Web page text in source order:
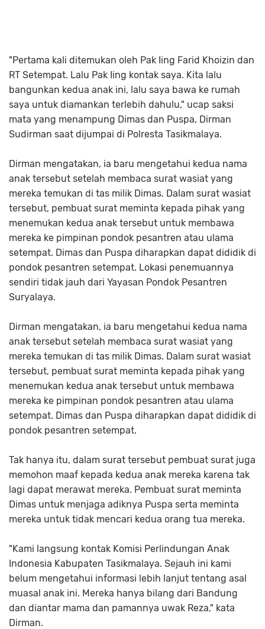
"Pertama kali ditemukan oleh Pak Iing Farid Khoizin dan
RT Setempat. Lalu Pak Iing kontak saya. Kita lalu
bangunkan kedua anak ini, lalu saya bawa ke rumah
saya untuk diamankan terlebih dahulu," ucap saksi
mata yang menampung Dimas dan Puspa, Dirman
Sudirman saat dijumpai di Polresta Tasikmalaya.
Dirman mengatakan, ia baru mengetahui kedua nama
anak tersebut setelah membaca surat wasiat yang
mereka temukan di tas milik Dimas. Dalam surat wasiat
tersebut, pembuat surat meminta kepada pihak yang
menemukan kedua anak tersebut untuk membawa
mereka ke pimpinan pondok pesantren atau ulama
setempat. Dimas dan Puspa diharapkan dapat dididik di
pondok pesantren setempat. Lokasi penemuannya
sendiri tidak jauh dari Yayasan Pondok Pesantren
Suryalaya.
Dirman mengatakan, ia baru mengetahui kedua nama
anak tersebut setelah membaca surat wasiat yang
mereka temukan di tas milik Dimas. Dalam surat wasiat
tersebut, pembuat surat meminta kepada pihak yang
menemukan kedua anak tersebut untuk membawa
mereka ke pimpinan pondok pesantren atau ulama
setempat. Dimas dan Puspa diharapkan dapat dididik di
pondok pesantren setempat.
Tak hanya itu, dalam surat tersebut pembuat surat juga
memohon maaf kepada kedua anak mereka karena tak
lagi dapat merawat mereka. Pembuat surat meminta
Dimas untuk menjaga adiknya Puspa serta meminta
mereka untuk tidak mencari kedua orang tua mereka.
"Kami langsung kontak Komisi Perlindungan Anak
Indonesia Kabupaten Tasikmalaya. Sejauh ini kami
belum mengetahui informasi lebih lanjut tentang asal
muasal anak ini. Mereka hanya bilang dari Bandung
dan diantar mama dan pamannya uwak Reza," kata
Dirman.